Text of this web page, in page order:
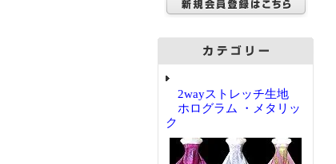
2wayストレッチ生地
ホログラム ・メタリッ
ク